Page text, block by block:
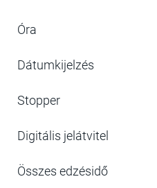
Óra
Dátumkijelzés
Stopper
Digitális jelátvitel
Összes edzésidő